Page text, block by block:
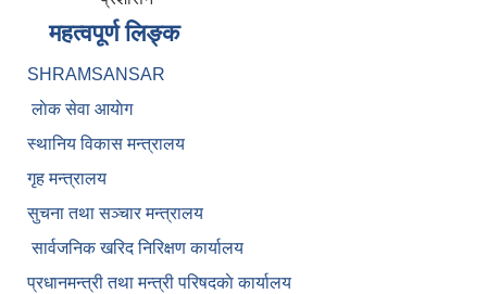
महत्वपूर्ण लिङ्क
SHRAMSANSAR
लाेक सेवा आयाेग
स्थानिय विकास मन्त्रालय
गृह मन्त्रालय
सुचना तथा सञ्चार मन्त्रालय
सार्वजनिक खरिद निरिक्षण कार्यालय
प्रधानमन्त्री तथा मन्त्री परिषदकाे कार्यालय